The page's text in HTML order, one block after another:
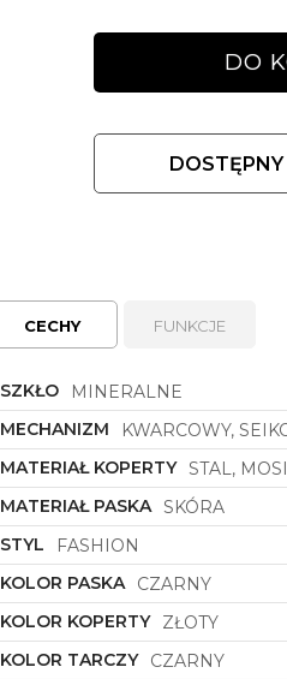
DO
CECHY FUNKCJE
SZKŁO
MINERALNE
MECHANIZM
KWARCOWY,
MATERIAŁ KOPERTY STAL,
MATERIAŁ PASKA SKÓRA
STYL
FASHION
KOLOR PASKA
CZARNY
KOLOR KOPERTY
ZŁOTY
KOLOR TARCZY
CZARNY